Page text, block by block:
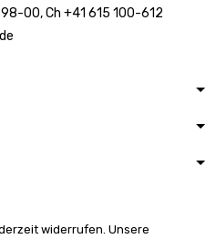
00, Ch +41 615 100-612
widerrufen. Unsere